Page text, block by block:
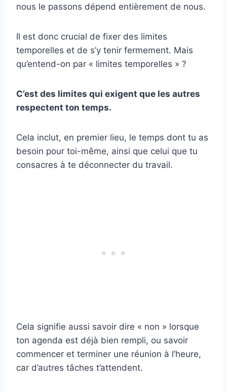
nous le passons dépend entièrement de nous.
Il est donc crucial de fixer des limites
temporelles et de s’y tenir fermement. Mais
qu’entend-on par « limites temporelles » ?
C’est des limites qui exigent que les autres
respectent ton temps.
Cela inclut, en premier lieu, le temps dont tu as
besoin pour toi-même, ainsi que celui que tu
consacres à te déconnecter du travail.
Cela signifie aussi savoir dire « non » lorsque
ton agenda est déjà bien rempli, ou savoir
commencer et terminer une réunion à l’heure,
car d’autres tâches t’attendent.